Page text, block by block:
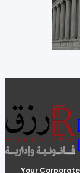
Your